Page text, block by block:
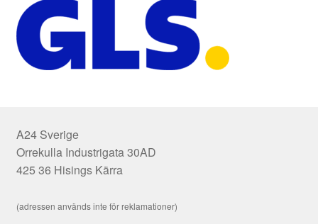
A24 Sverige
Orrekulla Industrigata 30AD
425 36 Hisings Kärra
(adressen används inte för reklamationer)